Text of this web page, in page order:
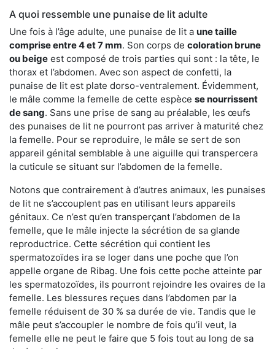
A quoi ressemble une punaise de lit adulte
Une fois à l’âge adulte, une punaise de lit a une taille
comprise entre 4 et 7 mm. Son corps de coloration brune
ou beige est composé de trois parties qui sont : la tête, le
thorax et l’abdomen. Avec son aspect de confetti, la
punaise de lit est plate dorso-ventralement. Évidemment,
le mâle comme la femelle de cette espèce se nourrissent
de sang. Sans une prise de sang au préalable, les œufs
des punaises de lit ne pourront pas arriver à maturité chez
la femelle. Pour se reproduire, le mâle se sert de son
appareil génital semblable à une aiguille qui transpercera
la cuticule se situant sur l’abdomen de la femelle.
Notons que contrairement à d’autres animaux, les punaises
de lit ne s’accouplent pas en utilisant leurs appareils
génitaux. Ce n’est qu’en transperçant l’abdomen de la
femelle, que le mâle injecte la sécrétion de sa glande
reproductrice. Cette sécrétion qui contient les
spermatozoïdes ira se loger dans une poche que l’on
appelle organe de Ribag. Une fois cette poche atteinte par
les spermatozoïdes, ils pourront rejoindre les ovaires de la
femelle. Les blessures reçues dans l’abdomen par la
femelle réduisent de 30 % sa durée de vie. Tandis que le
mâle peut s’accoupler le nombre de fois qu’il veut, la
femelle elle ne peut le faire que 5 fois tout au long de sa